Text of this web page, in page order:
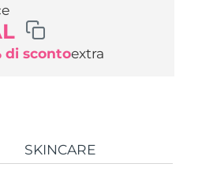
di scontoextra
SKINCARE
Bestseller
Consegna stimata